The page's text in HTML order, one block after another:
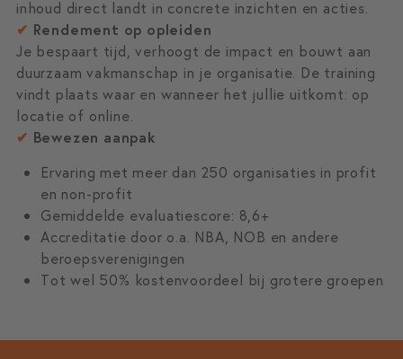
inhoud direct landt in concrete inzichten en acties.
✔ Rendement op opleiden
Je bespaart tijd, verhoogt de impact en bouwt aan
duurzaam vakmanschap in je organisatie. De training
vindt plaats waar en wanneer het jullie uitkomt: op
locatie of online.
✔ Bewezen aanpak
Ervaring met meer dan 250 organisaties in profit
en non-profit
Gemiddelde evaluatiescore: 8,6+
Accreditatie door o.a. NBA, NOB en andere
beroepsverenigingen
Tot wel 50% kostenvoordeel bij grotere groepen